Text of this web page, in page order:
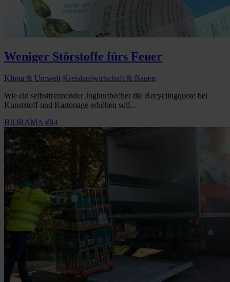
Weniger Störstoffe fürs Feuer
Klima & Umwelt Kreislaufwirtschaft & Bauen
Wie ein selbsttrennender Joghurtbecher die Recyclingquote bei
Kunststoff und Kartonage erhöhen soll...
BIORAMA #84